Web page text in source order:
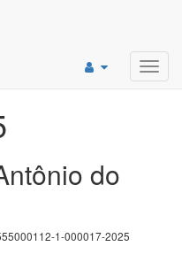
do
1-000017-2025